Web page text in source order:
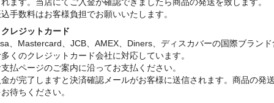
手数料はお客様負担でお願いいたします。
レジットカード
、Mastercard、JCB、AMEX、Diners、ディスカバーの国際ブランド
くのクレジットカード会社に対応しています。
払ページのご案内に沿ってお支払ください。
が完了しますと決済確認メールがお客様に送信されます。商品の発
待ちください。